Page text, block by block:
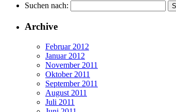
Suchen nach:
Archive
Februar 2012
Januar 2012
November 2011
Oktober 2011
September 2011
August 2011
Juli 2011